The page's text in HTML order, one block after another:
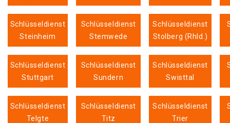
Schlüsseldienst
Steinheim
Schlüsseldienst
Stemwede
Schlüsseldienst
Stolberg (Rhld.)
Schlüsseldienst
Stuttgart
Schlüsseldienst
Sundern
Schlüsseldienst
Swisttal
Schlüsseldienst
Telgte
Schlüsseldienst
Titz
Schlüsseldienst
Trier